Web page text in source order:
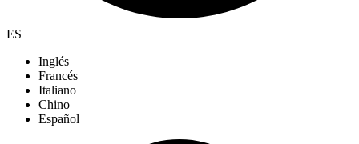
ES
Inglés
Francés
Italiano
Chino
Español